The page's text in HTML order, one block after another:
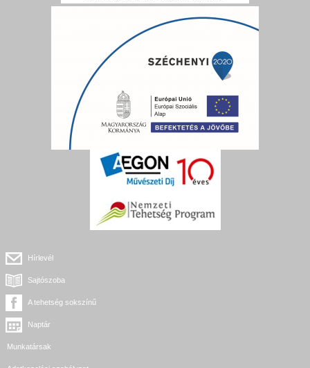
Hírlevél
Sajtószoba
A tehetség sokszínű
Naptár
Munkatársak